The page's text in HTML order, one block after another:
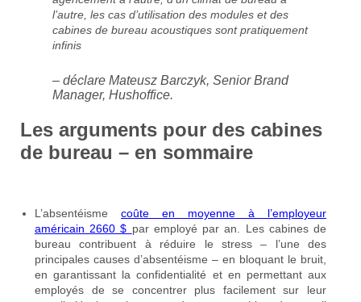
l’autre, les cas d’utilisation des modules et des
cabines de bureau acoustiques sont pratiquement
infinis
– déclare Mateusz Barczyk, Senior Brand
Manager, Hushoffice.
Les arguments pour des cabines
de bureau – en sommaire
L’absentéisme coûte en moyenne à l’employeur
américain 2660 $ par employé par an. Les cabines de
bureau contribuent à réduire le stress – l’une des
principales causes d’absentéisme – en bloquant le bruit,
en garantissant la confidentialité et en permettant aux
employés de se concentrer plus facilement sur leur